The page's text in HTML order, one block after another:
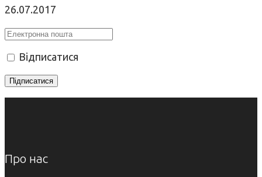
26.07.2017
Відписатися
Про нас